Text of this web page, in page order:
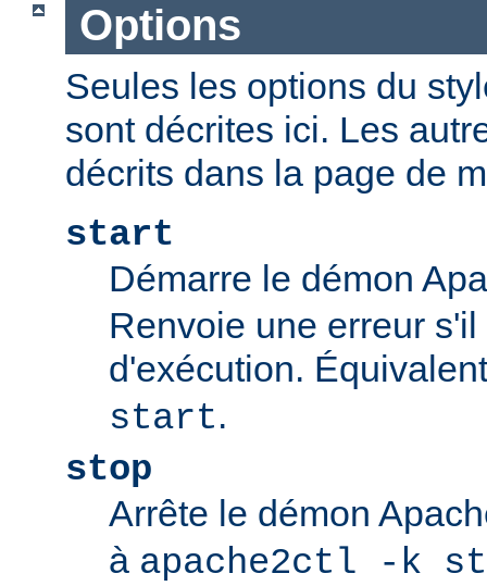
Options
Seules les options du
sont décrites ici. Les
décrits dans la page de
start
Démarre le démon
Renvoie une erreur
d'exécution.
start.
stop
Arrête le démon
à apache2ctl -k